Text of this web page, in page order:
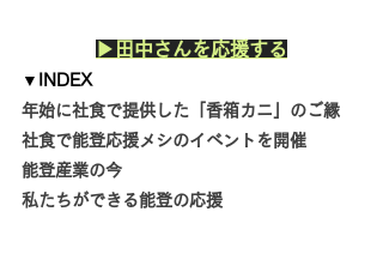
▶田中さんを応援する
▼INDEX
年始に社食で提供した「香箱カニ」のご縁
社食で能登応援メシのイベントを開催
能登産業の今
私たちができる能登の応援